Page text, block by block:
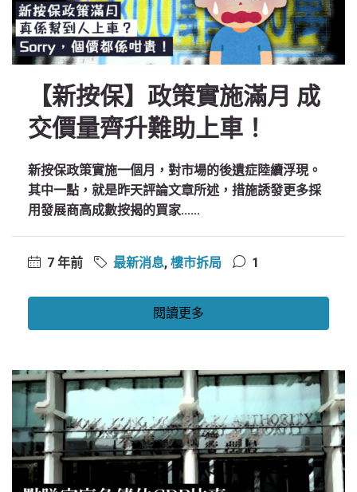
【新按保】政策實施滿月 成
交價量齊升難助上車！
新按保政策實施一個月，對市場的後遺症陸續浮現。
其中一點，就是昨天評論文章所述，措施誘發更多採
用發展商高成數按揭的買家......
7 年前 最新消息, 樓市拆局 1
閱讀更多